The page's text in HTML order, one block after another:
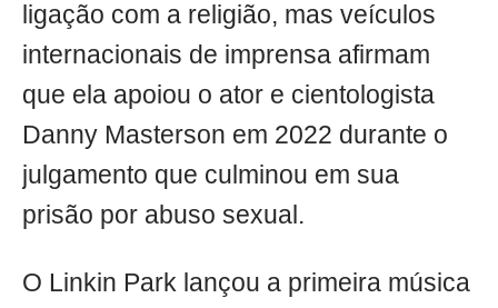
ligação com a religião, mas veículos
internacionais de imprensa afirmam
que ela apoiou o ator e cientologista
Danny Masterson em 2022 durante o
julgamento que culminou em sua
prisão por abuso sexual.
O Linkin Park lançou a primeira música